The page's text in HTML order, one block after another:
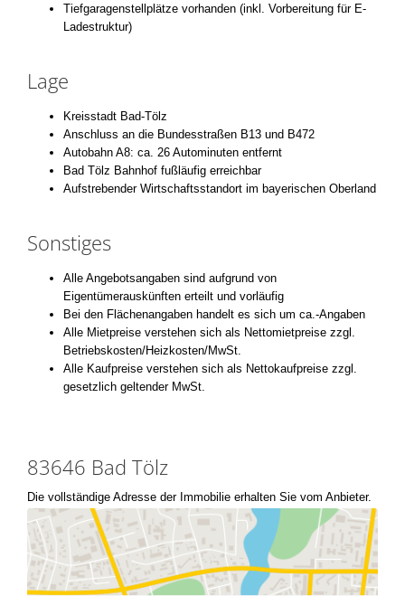
Tiefgaragenstellplätze vorhanden (inkl. Vorbereitung für E-
Ladestruktur)
Lage
Kreisstadt Bad-Tölz
Anschluss an die Bundesstraßen B13 und B472
Autobahn A8: ca. 26 Autominuten entfernt
Bad Tölz Bahnhof fußläufig erreichbar
Aufstrebender Wirtschaftsstandort im bayerischen Oberland
Sonstiges
Alle Angebotsangaben sind aufgrund von
Eigentümerauskünften erteilt und vorläufig
Bei den Flächenangaben handelt es sich um ca.-Angaben
Alle Mietpreise verstehen sich als Nettomietpreise zzgl.
Betriebskosten/Heizkosten/MwSt.
Alle Kaufpreise verstehen sich als Nettokaufpreise zzgl.
gesetzlich geltender MwSt.
83646 Bad Tölz
Die vollständige Adresse der Immobilie erhalten Sie vom Anbieter.